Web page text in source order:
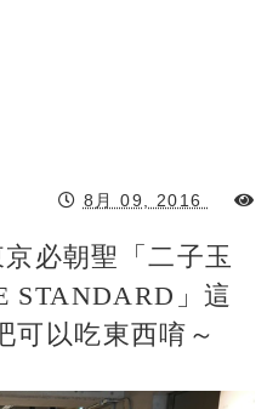
8月 09, 2016
必朝聖「二子玉
STANDARD」這
可以吃東西唷～